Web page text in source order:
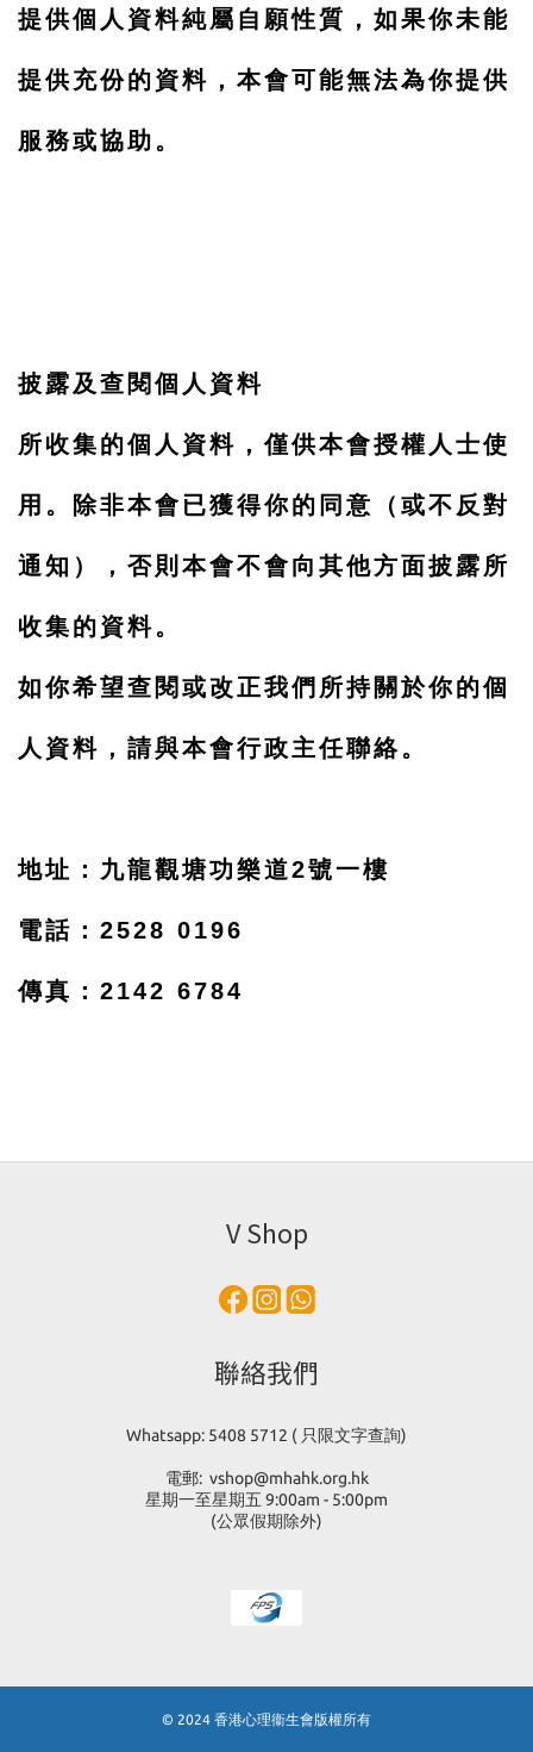
提供個人資料純屬自願性質，如果你未能
提供充份的資料，本會可能無法為你提供
服務或協助。
披露及查閱個人資料
所收集的個人資料，僅供本會授權人士使
用。除非本會已獲得你的同意（或不反對
通知），否則本會不會向其他方面披露所
收集的資料。
如你希望查閱或改正我們所持關於你的個
人資料，請與本會行政主任聯絡。
地址：九龍觀塘功樂道2號一樓
電話：2528 0196
傳真：2142 6784
V Shop
聯絡我們
Whatsapp: 5408 5712 ( 只限文字查詢)
電郵: vshop@mhahk.org.hk
星期一至星期五 9:00am - 5:00pm
(公眾假期除外)
© 2024 香港心理衞生會版權所有